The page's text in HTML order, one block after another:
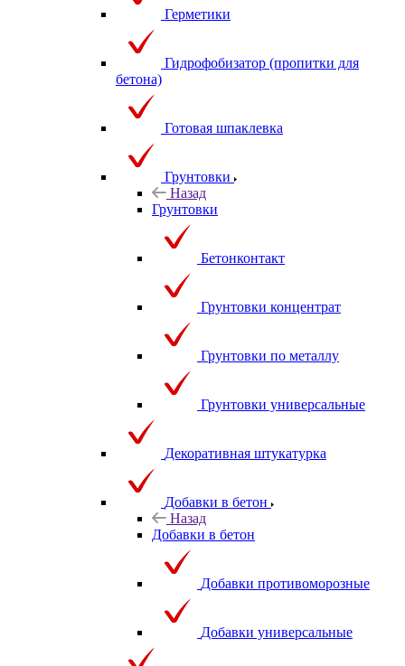
Герметики
Гидрофобизатор (пропитки для
бетона)
Готовая шпаклевка
Грунтовки
Назад
Грунтовки
Бетонконтакт
Грунтовки концентрат
Грунтовки по металлу
Грунтовки универсальные
Декоративная штукатурка
Добавки в бетон
Назад
Добавки в бетон
Добавки противоморозные
Добавки универсальные